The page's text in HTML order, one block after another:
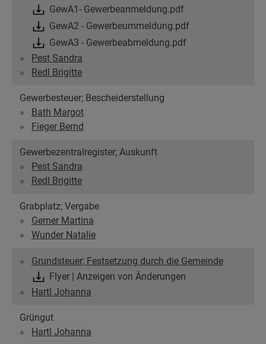
GewA1- Gewerbeanmeldung.pdf
GewA2 - Gewerbeummeldung.pdf
GewA3 - Gewerbeabmeldung.pdf
Pest Sandra
Redl Brigitte
Gewerbesteuer; Bescheiderstellung
Bath Margot
Fieger Bernd
Gewerbezentralregister; Auskunft
Pest Sandra
Redl Brigitte
Grabplatz; Vergabe
Gerner Martina
Wunder Natalie
Grundsteuer; Festsetzung durch die Gemeinde
Flyer | Anzeigen von Änderungen
Hartl Johanna
Grüngut
Hartl Johanna